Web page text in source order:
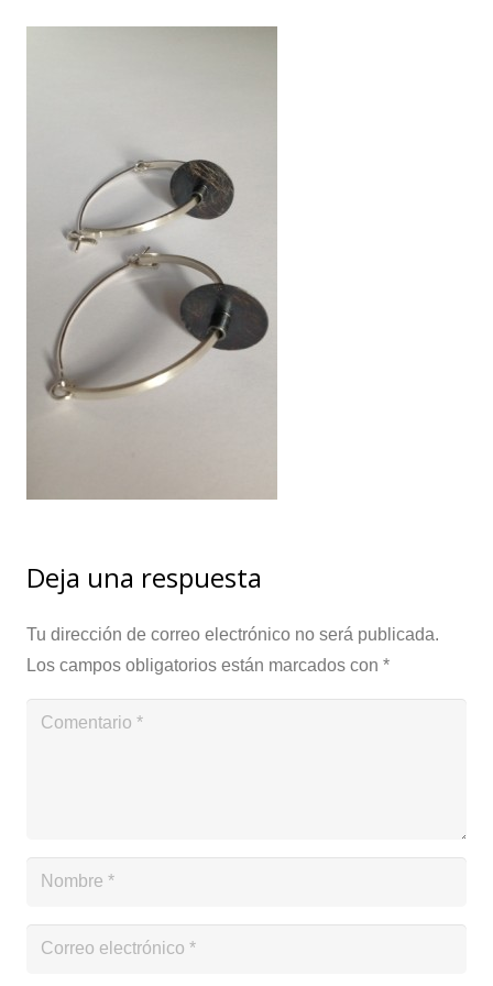
Deja una respuesta
Tu dirección de correo electrónico no será publicada.
Los campos obligatorios están marcados con *